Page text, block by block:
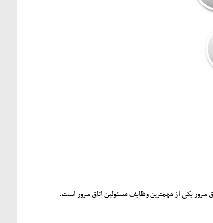
یکی از مهمترین وظایف مسئولین اتاق سرور است.